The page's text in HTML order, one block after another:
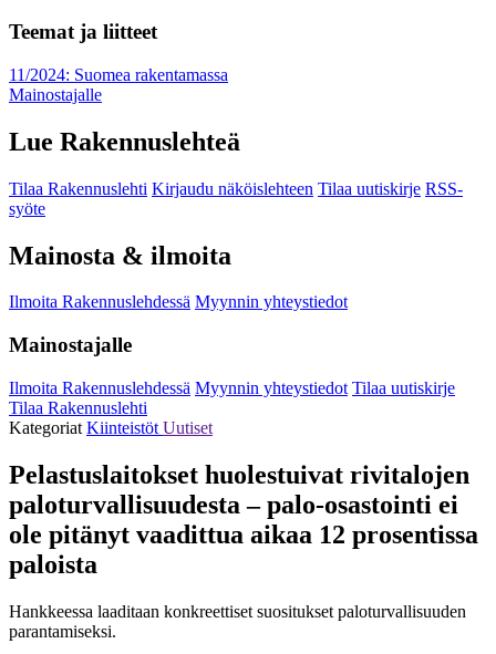
Teemat ja liitteet
11/2024: Suomea rakentamassa
Mainostajalle
Lue Rakennuslehteä
Tilaa Rakennuslehti Kirjaudu näköislehteen Tilaa uutiskirje RSS-
syöte
Mainosta & ilmoita
Ilmoita Rakennuslehdessä Myynnin yhteystiedot
Mainostajalle
Ilmoita Rakennuslehdessä Myynnin yhteystiedot Tilaa uutiskirje
Tilaa Rakennuslehti
Kategoriat Kiinteistöt Uutiset
Pelastuslaitokset huolestuivat rivitalojen
paloturvallisuudesta – palo-osastointi ei
ole pitänyt vaadittua aikaa 12 prosentissa
paloista
Hankkeessa laaditaan konkreettiset suositukset paloturvallisuuden
parantamiseksi.